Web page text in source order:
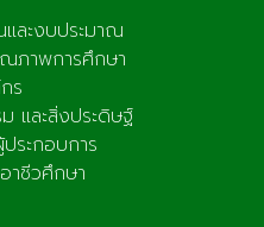
ละงบประมาณ
ณภาพการศึกษา
ร
และสิ่งประดิษฐ์
ระกอบการ
าชีวศึกษา